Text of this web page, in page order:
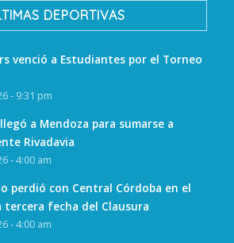
DEPORTIVAS
venció a Estudiantes por el Torneo
- 9:31 pm
a Mendoza para sumarse a
Rivadavia
- 4:00 am
perdió con Central Córdoba en el
tercera fecha del Clausura
- 4:00 am